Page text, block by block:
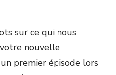
sur ce qui nous
nouvelle
premier épisode lors